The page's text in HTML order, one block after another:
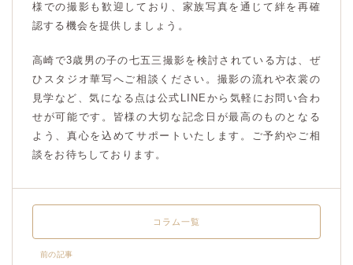
様での撮影も歓迎しており、家族写真を通じて絆を再確
認する機会を提供しましょう。
高崎で3歳男の子の七五三撮影を検討されている方は、ぜ
ひスタジオ華写へご相談ください。撮影の流れや衣裳の
見学など、気になる点は公式LINEから気軽にお問い合わ
せが可能です。皆様の大切な記念日が最高のものとなる
よう、真心を込めてサポートいたします。ご予約やご相
談をお待ちしております。
前の記事
コラム一覧